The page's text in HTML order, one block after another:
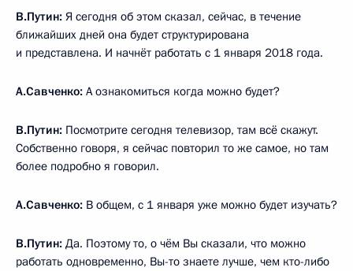
В.Путин: Я сегодня об этом сказал, сейчас, в течение
ближайших дней она будет структурирована
и представлена. И начнёт работать с 1 января 2018 года.
А.Савченко: А ознакомиться когда можно будет?
В.Путин: Посмотрите сегодня телевизор, там всё скажут.
Собственно говоря, я сейчас повторил то же самое, но там
более подробно я говорил.
А.Савченко: В общем, с 1 января уже можно будет изучать?
В.Путин: Да. Поэтому то, о чём Вы сказали, что можно
работать одновременно, Вы-то знаете лучше, чем кто-либо